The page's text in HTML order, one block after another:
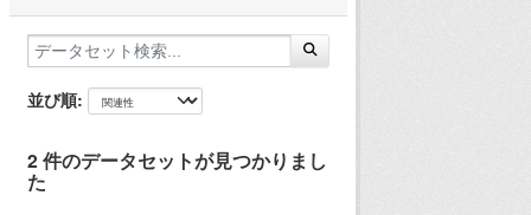
並び順
2 件のデータセットが見つかりまし
た